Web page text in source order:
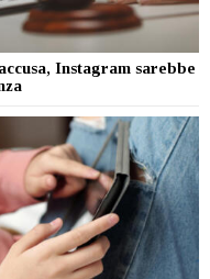
Instagram sarebbe